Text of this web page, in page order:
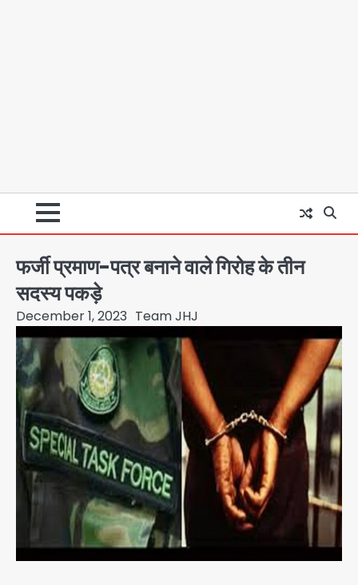
फर्जी प्रमाण-पत्र बनाने वाले गिरोह के तीन
सदस्य पकड़े
December 1, 2023 Team JHJ